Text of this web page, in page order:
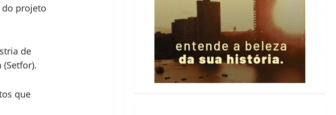
do projeto
de
(Setfor).
que